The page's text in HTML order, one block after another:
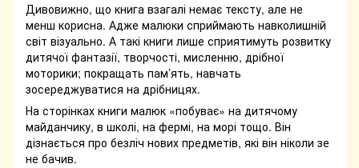
Дивовижно, що книга взагалі немає тексту, але не
менш корисна. Адже малюки сприймають навколишній
світ візуально. А такі книги лише сприятимуть розвитку
дитячої фантазії, творчості, мисленню, дрібної
моторики; покращать пам’ять, навчать
зосереджуватися на дрібницях.
На сторінках книги малюк «побуває» на дитячому
майданчику, в школі, на фермі, на морі тощо. Він
дізнається про безліч нових предметів, які він ніколи зе
не бачив.